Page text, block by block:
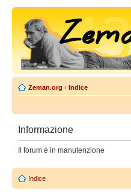
Zeman.org ‹ Indice
Informazione
Il forum è in manutenzione
Indice